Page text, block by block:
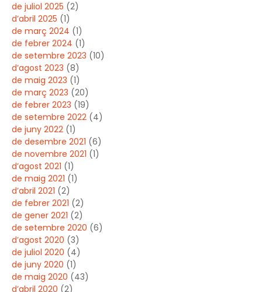
de juliol 2025 (2)
d’abril 2025 (1)
de març 2024 (1)
de febrer 2024 (1)
de setembre 2023 (10)
d’agost 2023 (8)
de maig 2023 (1)
de març 2023 (20)
de febrer 2023 (19)
de setembre 2022 (4)
de juny 2022 (1)
de desembre 2021 (6)
de novembre 2021 (1)
d’agost 2021 (1)
de maig 2021 (1)
d’abril 2021 (2)
de febrer 2021 (2)
de gener 2021 (2)
de setembre 2020 (6)
d’agost 2020 (3)
de juliol 2020 (4)
de juny 2020 (1)
de maig 2020 (43)
d’abril 2020 (2)